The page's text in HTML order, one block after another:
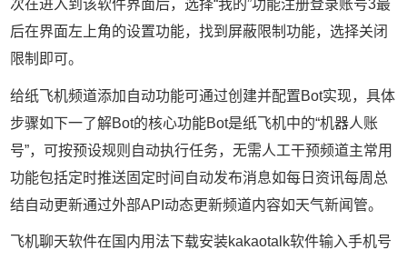
次在进入到该软件界面后，选择“我的”功能注册登录账号3最
后在界面左上角的设置功能，找到屏蔽限制功能，选择关闭
限制即可。
给纸飞机频道添加自动功能可通过创建并配置Bot实现，具体
步骤如下一了解Bot的核心功能Bot是纸飞机中的“机器人账
号”，可按预设规则自动执行任务，无需人工干预频道主常用
功能包括定时推送固定时间自动发布消息如每日资讯每周总
结自动更新通过外部API动态更新频道内容如天气新闻管。
飞机聊天软件在国内用法下载安装kakaotalk软件输入手机号